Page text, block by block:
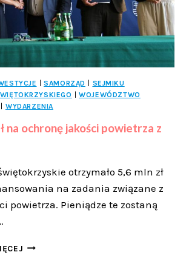
| SAMORZĄD | SEJMIKU
| WOJEWÓDZTWO
| WYDARZENIA
na ochronę jakości powietrza z
otrzymało 5,6 mln zł
na zadania związane z
powietrza. Pieniądze te zostaną
BLISKO